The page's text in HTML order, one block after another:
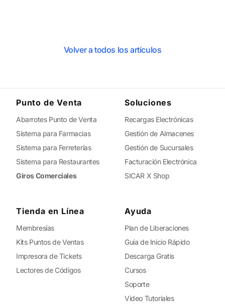
Volver a todos los artículos
Punto de Venta
Abarrotes Punto de Venta
Sistema para Farmacias
Sistema para Ferreterías
Sistema para Restaurantes
Giros Comerciales
Soluciones
Recargas Electrónicas
Gestión de Almacenes
Gestión de Sucursales
Facturación Electrónica
SICAR X Shop
Tienda en Línea
Membresías
Kits Puntos de Ventas
Impresora de Tickets
Lectores de Códigos
Ayuda
Plan de Liberaciones
Guía de Inicio Rápido
Descarga Gratis
Cursos
Soporte
Video Tutoriales